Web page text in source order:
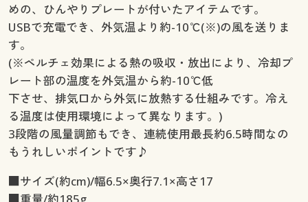
めの、ひんやりプレートが付いたアイテムです。
USBで充電でき、外気温より約-10℃(※)の風を送りま
す。
(※ペルチェ効果による熱の吸収・放出により、冷却プ
レート部の温度を外気温から約-10℃低
下させ、排気口から外気に放熱する仕組みです。冷え
る温度は使用環境によって異なります。)
3段階の風量調節もでき、連続使用最長約6.5時間なの
もうれしいポイントです♪
■サイズ(約cm)/幅6.5×奥行7.1×高さ17
■重量/約185g